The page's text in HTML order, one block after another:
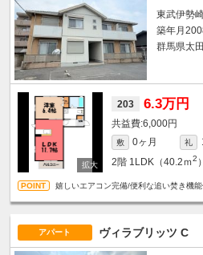
東武伊勢
築年月
群馬県太
203 6.3万円
6,000円
敷 0ヶ月 礼
2階 1LDK（40.2ｍ2 ）
嬉しいエアコン完備/便利な追い焚き機
アパート ヴィラブリッツ C